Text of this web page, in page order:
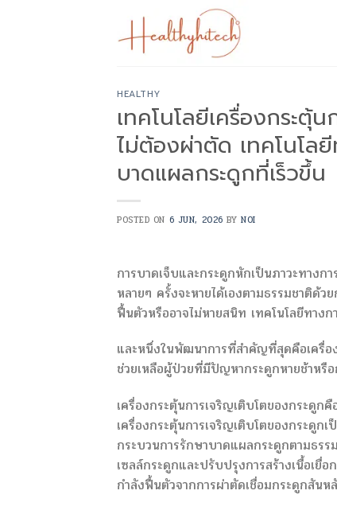
HEALTHY
เทคโนโลยีเครื่องกระตุ้
ไม่ต้องผ่าตัด เทคโนโล
บาดแผลกระดูกที่เร็วขึ้น
POSTED ON 6 JUN, 2026 BYNOI
การบาดเจ็บและกระดูกหักเป็นภาวะทาง
หลายๆ ครั้งจะหายได้เองตามธรรมชาติด้
ฟื้นตัวหรืออาจไม่หายสนิท เทคโนโลยีทาง
และหนึ่งในพัฒนาการที่สำคัญที่สุดคือเครื่อ
ช่วยเหลือผู้ป่วยที่มีปัญหากระดูกหายช้าหรื
เครื่องกระตุ้นการเจริญเติบโตของกระดูกคื
เครื่องกระตุ้นการเจริญเติบโตของกระดู
กระบวนการรักษาบาดแผลกระดูกตามธร
เซลล์กระดูกและปรับปรุงการสร้างเนื้อเ
กำลังฟื้นตัวจากการผ่าตัดเชื่อมกระดูกสัน